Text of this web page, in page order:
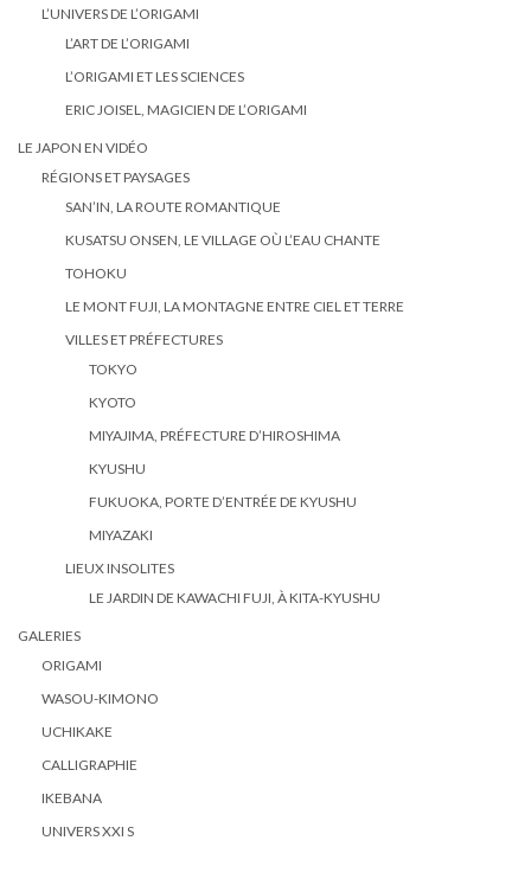
L’UNIVERS DE L’ORIGAMI
L’ART DE L’ORIGAMI
L’ORIGAMI ET LES SCIENCES
ERIC JOISEL, MAGICIEN DE L’ORIGAMI
LE JAPON EN VIDÉO
RÉGIONS ET PAYSAGES
SAN’IN, LA ROUTE ROMANTIQUE
KUSATSU ONSEN, LE VILLAGE OÙ L’EAU CHANTE
TOHOKU
LE MONT FUJI, LA MONTAGNE ENTRE CIEL ET TERRE
VILLES ET PRÉFECTURES
TOKYO
KYOTO
MIYAJIMA, PRÉFECTURE D’HIROSHIMA
KYUSHU
FUKUOKA, PORTE D’ENTRÉE DE KYUSHU
MIYAZAKI
LIEUX INSOLITES
LE JARDIN DE KAWACHI FUJI, À KITA-KYUSHU
GALERIES
ORIGAMI
WASOU-KIMONO
UCHIKAKE
CALLIGRAPHIE
IKEBANA
UNIVERS XXI S